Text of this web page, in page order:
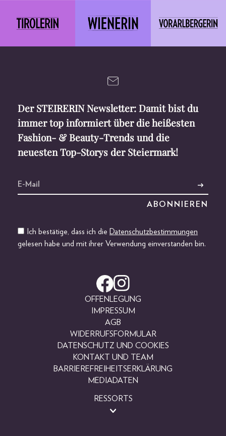
Der STEIRERIN Newsletter: Damit bist du
immer top informiert über die heißesten
Fashion- & Beauty-Trends und die
neuesten Top-Storys der Steiermark!
Ich bestätige, dass ich die Datenschutzbestimmungen
gelesen habe und mit ihrer Verwendung einverstanden bin.
OFFENLEGUNG
IMPRESSUM
AGB
WIDERRUFSFORMULAR
DATENSCHUTZ UND COOKIES
KONTAKT UND TEAM
BARRIEREFREIHEITSERKLÄRUNG
MEDIADATEN
RESSORTS